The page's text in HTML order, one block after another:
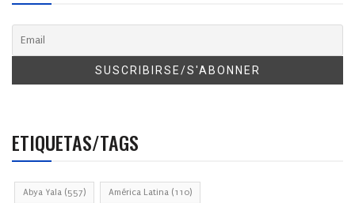
ETIQUETAS/TAGS
Abya Yala (557) América Latina (110)